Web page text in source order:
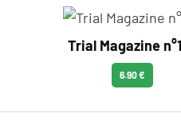
Trial Magazine
6.90 €